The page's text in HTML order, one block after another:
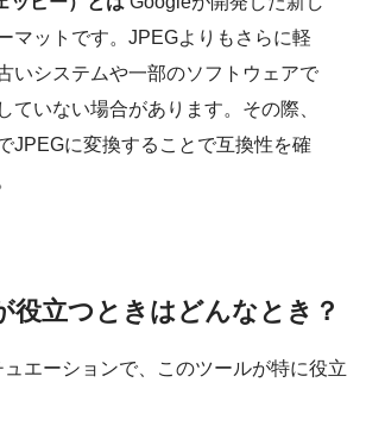
マットです。JPEGよりもさらに軽
いシステムや一部のソフトウェアで
ていない場合があります。その際、
JPEGに変換することで互換性を確
役立つときはどんなとき？
ュエーションで、このツールが特に役立